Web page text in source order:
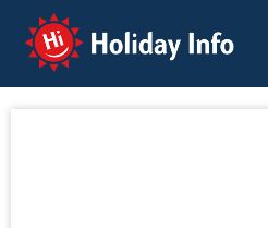
Holiday Info